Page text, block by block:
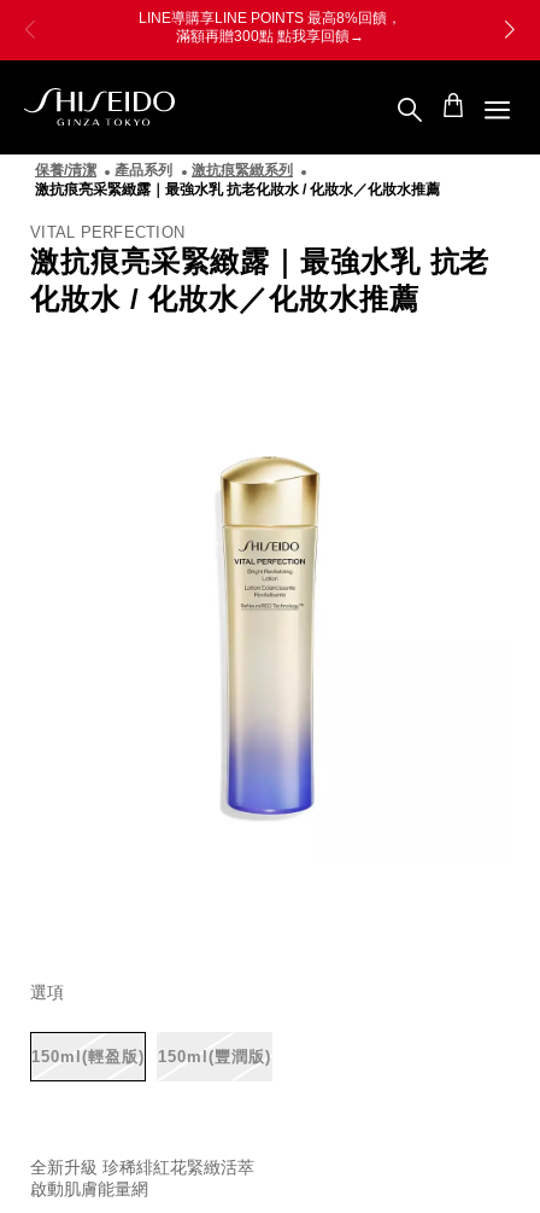
LINE導購享LINE POINTS 最高8%回饋，
滿額再贈300點 點我享回饋→
資
生
堂
際
櫃
保養/清潔 產品系列
激抗痕緊緻系列
激抗痕亮采緊緻露｜最強水乳 抗老化妝水 / 化妝水／化妝水推薦
VITAL PERFECTION
激抗痕亮采緊緻露｜最強水乳 抗老
化妝水 / 化妝水／化妝水推薦
navigation-
tw-
SB000001471.html
編
GLS0116
選項
150ml(輕盈版) 150ml(豐潤版)
全新升級 珍稀緋紅花緊緻活萃
啟動肌膚能量網